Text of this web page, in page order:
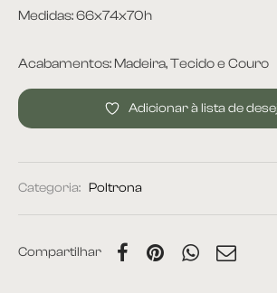
Medidas: 66x74x70h
Acabamentos: Madeira, Tecido e Couro
Adicionar à lista de
Categoria: Poltrona
Compartilhar
Home
| Área Externa